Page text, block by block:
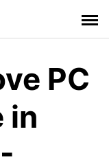
PC
in